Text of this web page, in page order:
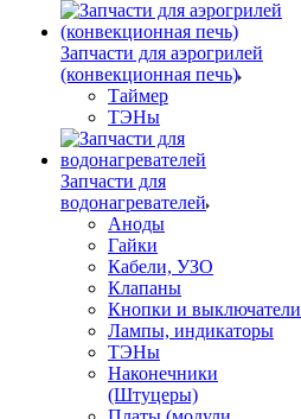
Запчасти для аэрогрилей
(конвекционная печь)
Таймер
ТЭНы
Запчасти для
водонагревателей
Аноды
Гайки
Кабели, УЗО
Клапаны
Кнопки и выключатели
Лампы, индикаторы
ТЭНы
Наконечники
(Штуцеры)